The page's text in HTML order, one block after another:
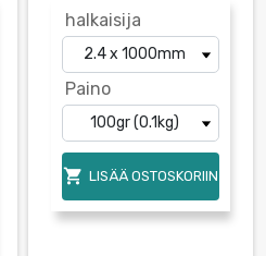
halkaisija
Paino
 LISÄÄ OSTOSKORIIN